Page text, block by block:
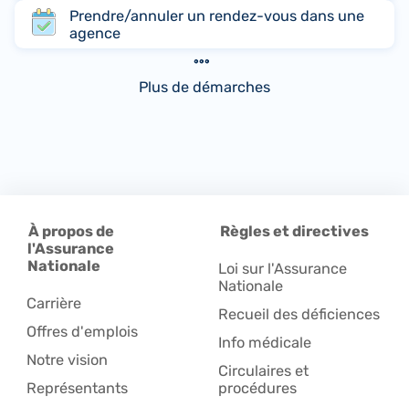
Prendre/annuler un rendez-vous dans une
agence
Plus de démarches
À propos de
l'Assurance
Nationale
Carrière
Offres d'emplois
Notre vision
Représentants
Règles et directives
Loi sur l'Assurance
Nationale
Recueil des déficiences
Info médicale
Circulaires et
procédures